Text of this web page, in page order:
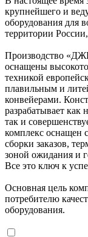
крупнейшего и
оборудования для
территории
Производство
оснащены
техникой
плавильным и
конвейерами.
разрабатывает как
так и
комплекс оснащен
сборки заказов,
зоной ожидания и
Все это ключ к
Основная цель
потребителю
оборудования.